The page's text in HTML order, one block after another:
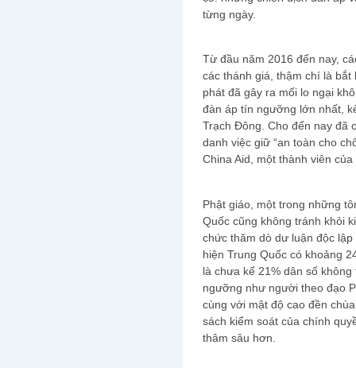
từng ngày.
Từ đầu năm 2016 đến nay,
các thánh giá, thậm chí là
phát đã gây ra mối lo ngại
đàn áp tín ngưỡng lớn nhất,
Trạch Đông. Cho đến nay đã
danh việc giữ “an toàn cho
China Aid, một thành viên
Phật giáo, một trong những
Quốc cũng không tránh khỏi
chức thăm dò dư luận độc
hiện Trung Quốc có khoảng
là chưa kể 21% dân số
ngưỡng như người theo đạo
cùng với mật độ cao đền
sách kiểm soát của chính
thâm sâu hơn.